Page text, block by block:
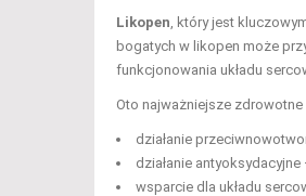
Likopen , który jest
bogatych w likopen może
funkcjonowania układu
Oto najważniejsze
działanie
działanie
wsparcie dla układu